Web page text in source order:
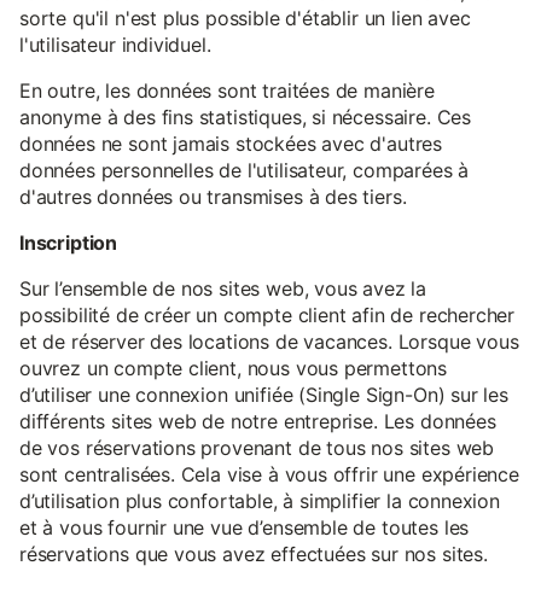
sorte qu'il n'est plus possible d'établir un lien avec
l'utilisateur individuel.
En outre, les données sont traitées de manière
anonyme à des fins statistiques, si nécessaire. Ces
données ne sont jamais stockées avec d'autres
données personnelles de l'utilisateur, comparées à
d'autres données ou transmises à des tiers.
Inscription
Sur l’ensemble de nos sites web, vous avez la
possibilité de créer un compte client afin de rechercher
et de réserver des locations de vacances. Lorsque vous
ouvrez un compte client, nous vous permettons
d’utiliser une connexion unifiée (Single Sign-On) sur les
différents sites web de notre entreprise. Les données
de vos réservations provenant de tous nos sites web
sont centralisées. Cela vise à vous offrir une expérience
d’utilisation plus confortable, à simplifier la connexion
et à vous fournir une vue d’ensemble de toutes les
réservations que vous avez effectuées sur nos sites.